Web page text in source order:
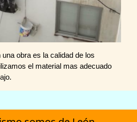
obra es la calidad de los
el material mas adecuado